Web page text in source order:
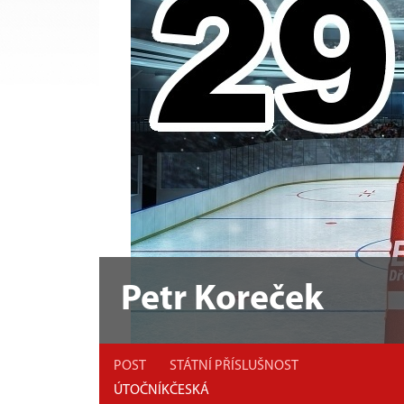
Petr Koreček
POST
ÚTOČNÍK
STÁTNÍ PŘÍSLUŠNOST
ČESKÁ